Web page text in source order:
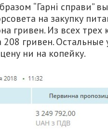
“Гарні справи”
на закупку
гривен. Из всех трех
гривен. Остальные
ни на копейку.